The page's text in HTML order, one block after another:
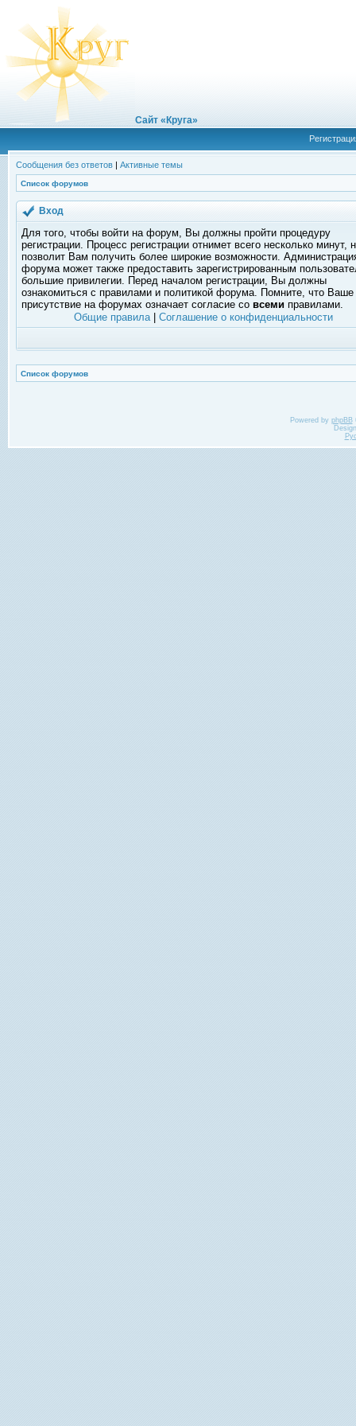
Сайт «Круга»
Сообщения без ответов | Активные темы
Список форумов
Вход
Для того, чтобы войти на форум, Вы должны пройти процедуру
регистрации. Процесс регистрации отнимет всего несколько минут,
позволит Вам получить более широкие возможности.
форума может также предоставить зарегистрированным
большие привилегии. Перед началом регистрации, Вы должны
ознакомиться с правилами и политикой форума. Помните, что Ваше
присутствие на форумах означает согласие со всеми правилами.
Общие правила| Соглашение о конфиденциальности
Список форумов
Powered by phpBB